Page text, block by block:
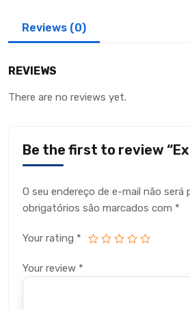
Reviews (0)
REVIEWS
There are no reviews yet.
Be the first to review
O seu endereço de e-mail não será
obrigatórios são marcados com *
Your rating *
Your review *